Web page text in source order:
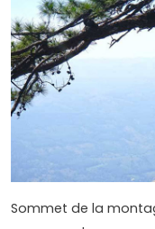
Sommet de la